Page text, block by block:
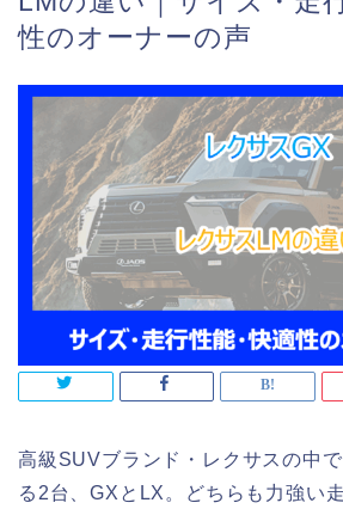
性のオーナーの声
高級SUVブランド・レクサスの中
る2台、GXとLX。どちらも力強い